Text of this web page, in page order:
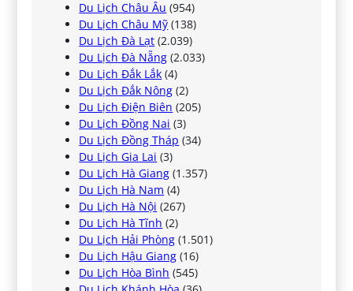
Du Lịch Châu Âu (954)
Du Lịch Châu Mỹ (138)
Du Lịch Đà Lạt (2.039)
Du Lịch Đà Nẵng (2.033)
Du Lịch Đắk Lắk (4)
Du Lịch Đắk Nông (2)
Du Lịch Điện Biên (205)
Du Lịch Đồng Nai (3)
Du Lịch Đồng Tháp (34)
Du Lịch Gia Lai (3)
Du Lịch Hà Giang (1.357)
Du Lịch Hà Nam (4)
Du Lịch Hà Nội (267)
Du Lịch Hà Tĩnh (2)
Du Lịch Hải Phòng (1.501)
Du Lịch Hậu Giang (16)
Du Lịch Hòa Bình (545)